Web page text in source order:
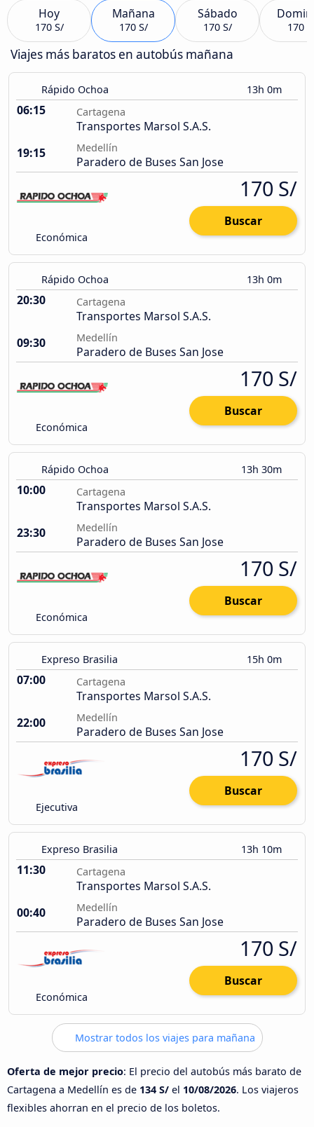
Hoy
170 S/
Mañana
170 S/
Sábado
170 S/ 170
Viajes más baratos en autobús mañana
Rápido Ochoa 13h 0m
06:15 Cartagena
Transportes Marsol S.A.S.
19:15
Medellín
Paradero de Buses San Jose
Económica
170 S/
Buscar
Rápido Ochoa 13h 0m
20:30 Cartagena
Transportes Marsol S.A.S.
09:30
Medellín
Paradero de Buses San Jose
Económica
170 S/
Buscar
Rápido Ochoa 13h 30m
10:00 Cartagena
Transportes Marsol S.A.S.
23:30
Medellín
Paradero de Buses San Jose
Económica
170 S/
Buscar
Expreso Brasilia 15h 0m
07:00 Cartagena
Transportes Marsol S.A.S.
22:00
Medellín
Paradero de Buses San Jose
Ejecutiva
170 S/
Buscar
Expreso Brasilia 13h 10m
11:30 Cartagena
Transportes Marsol S.A.S.
00:40
Medellín
Paradero de Buses San Jose
Económica
170 S/
Buscar
Mostrar todos los viajes para mañana
Oferta de mejor precio: El precio del autobús más barato de
Cartagena a Medellín es de 134 S/ el 10/08/2026. Los viajeros
flexibles ahorran en el precio de los boletos.